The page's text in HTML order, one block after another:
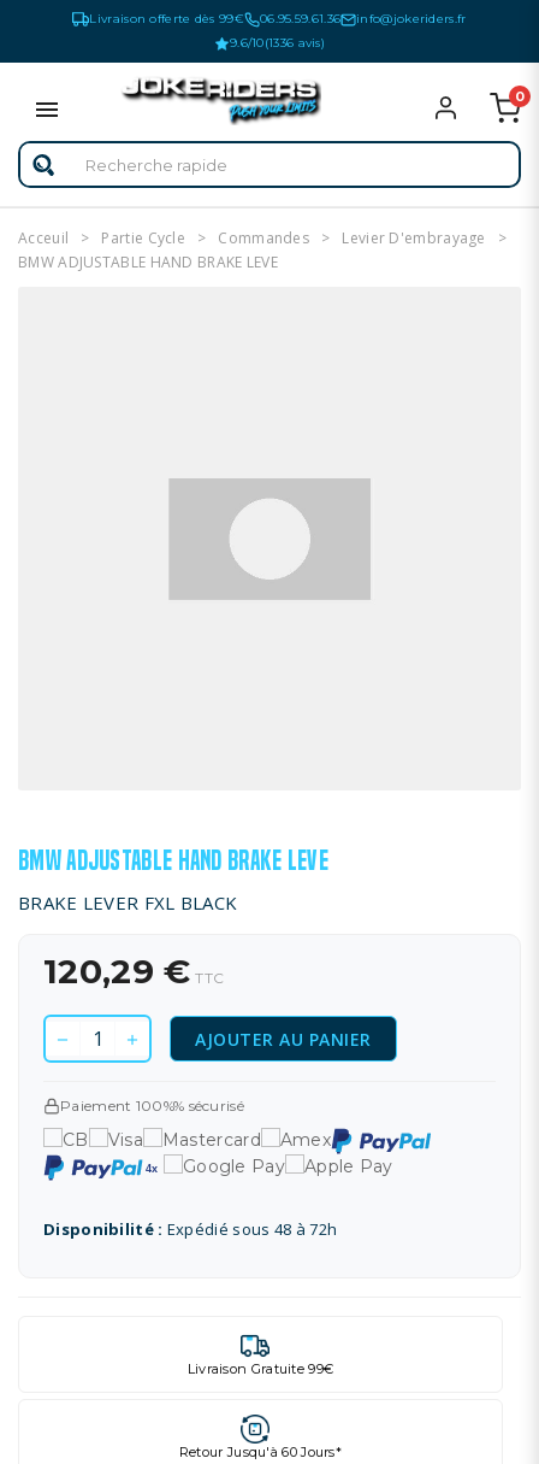
Livraison offerte dès 99€ 06.95.59.61.36
info@jokeriders.fr
9.6/10(1336 avis)
0
Acceuil Partie Cycle Commandes
Levier D'embrayage
BMW ADJUSTABLE HAND BRAKE LEVE
BMW ADJUSTABLE HAND BRAKE LEVE
BRAKE LEVER FXL BLACK
120,29 € TTC
AJOUTER AU PANIER
Paiement 100%% sécurisé
Disponibilité : Expédié sous 48 à 72h
Livraison Gratuite 99€
Retour Jusqu'à 60 Jours*